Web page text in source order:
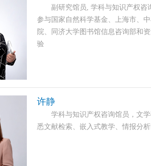
副研究馆员, 学科与知识产权咨询
参与国家自然科学基金、上海市、
院、同济大学图书馆信息咨询部和
验
许静
学科与知识产权咨询馆员，文学
悉文献检索、嵌入式教学、情报分